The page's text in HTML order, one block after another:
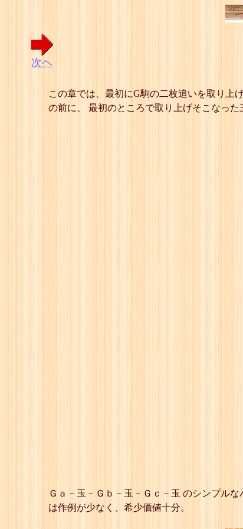
次ヘ
この章では、最初にG駒の二枚追いを取り上
の前に、 最初のところで取り上げそこなっ
Ｇａ－玉－Ｇｂ－玉－Ｇｃ－玉 のシンプル
は作例が少なく、希少価値十分。